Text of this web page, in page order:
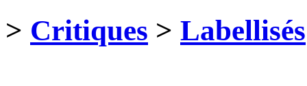
> Critiques > Labellisés